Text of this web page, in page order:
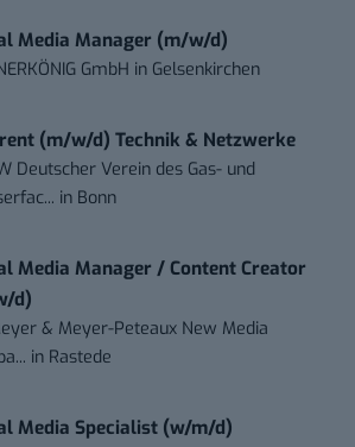
Media Manager (m/w/d)
GmbH in Gelsenkirchen
(m/w/d) Technik & Netzwerke
Deutscher Verein des Gas- und
in Bonn
Media Manager / Content Creator
d)
& Meyer-Peteaux New Media
in Rastede
Media Specialist (w/m/d)